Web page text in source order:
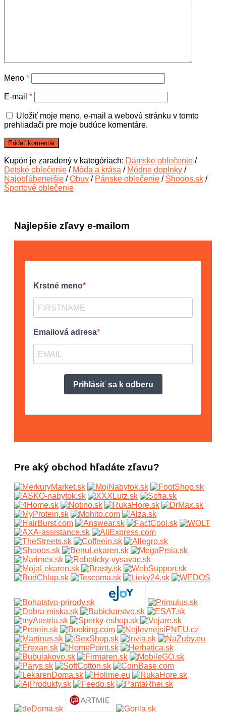
Meno *
E-mail *
Uložiť moje meno, e-mail a webovú stránku v tomto
prehliadači pre moje budúce komentáre.
Kupón je zaradený v kategóriach: Dámske oblečenie /
Detské oblečenie / Móda a krása / Módne doplnky /
Najobľúbenejšie /Obuv / Pánske oblečenie / Shooos.sk /
Športové oblečenie
Najlepšie zľavy e-mailom
Pre aký obchod hľadáte zľavu?